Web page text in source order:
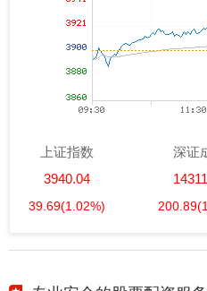
上证指数
3940.04
39.69(1.02%)
深证
200.89